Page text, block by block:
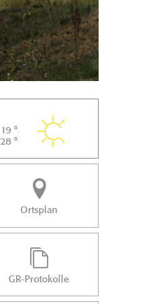
19 °
28 °
Ortsplan
GR-Protokolle